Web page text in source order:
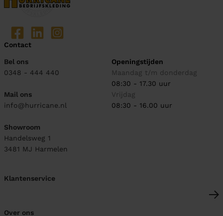
Contact
Bel ons
0348 - 444 440
Mail ons
info@hurricane.nl
Showroom
Handelsweg 1
3481 MJ Harmelen
Openingstijden
Maandag t/m donderdag
08:30 - 17.30 uur
Vrijdag
08:30 - 16.00 uur
Klantenservice
Over ons